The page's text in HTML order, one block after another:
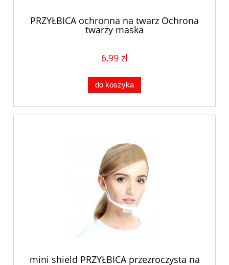
PRZYŁBICA ochronna na twarz Ochrona
twarzy maska
6,99 zł
do koszyka
mini shield PRZYŁBICA przezroczysta na